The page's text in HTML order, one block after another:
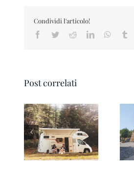
Condividi l'articolo!
Facebook
TwitterRedditLinkedIn
Post correlati
Abitare viaggiando